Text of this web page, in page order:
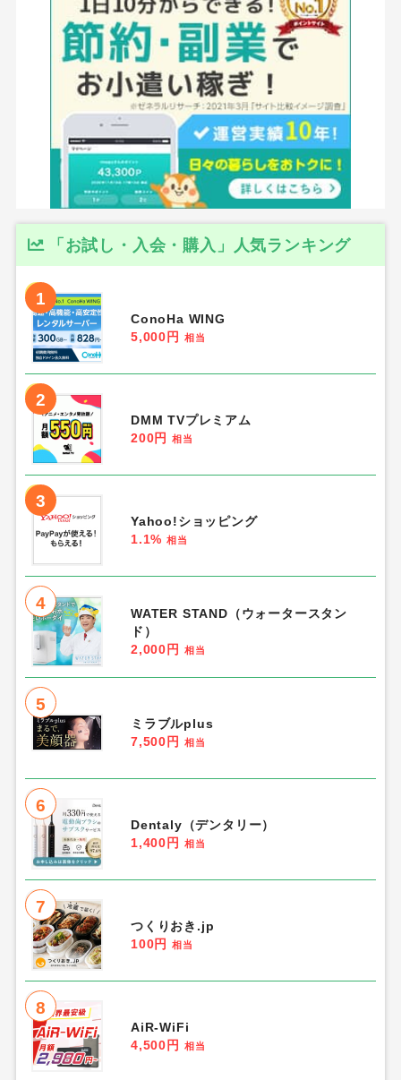
「お試し・入会・購入」人気ランキング
1
ConoHa WING
5,000円
相当
2
DMM TVプレミアム
200円
相当
3
Yahoo!ショッピング
1.1% 相当
4
WATER STAND（ウォータースタン
ド）
2,000円
相当
5
ミラブルplus
7,500円
相当
6
Dentaly（デンタリー）
1,400円
相当
7
つくりおき.jp
100円
相当
8
AiR-WiFi
4,500円
相当